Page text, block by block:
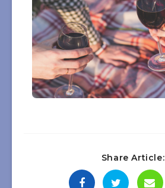
Share Article: